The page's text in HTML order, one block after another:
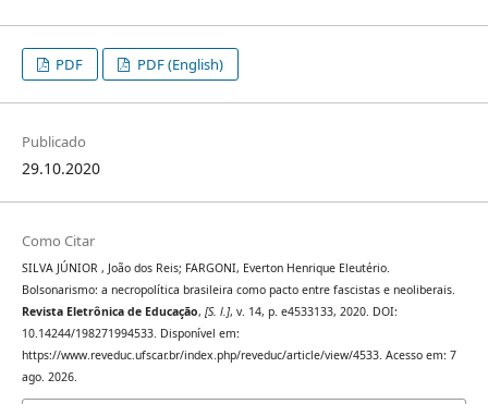
PDF PDF (English)
Publicado
29.10.2020
Como Citar
SILVA JÚNIOR , João dos Reis; FARGONI, Everton Henrique Eleutério.
Bolsonarismo: a necropolítica brasileira como pacto entre fascistas e neoliberais.
Revista Eletrônica de Educação, [S. l.], v. 14, p. e4533133, 2020. DOI:
10.14244/198271994533. Disponível em:
https://www.reveduc.ufscar.br/index.php/reveduc/article/view/4533. Acesso em: 7
ago. 2026.